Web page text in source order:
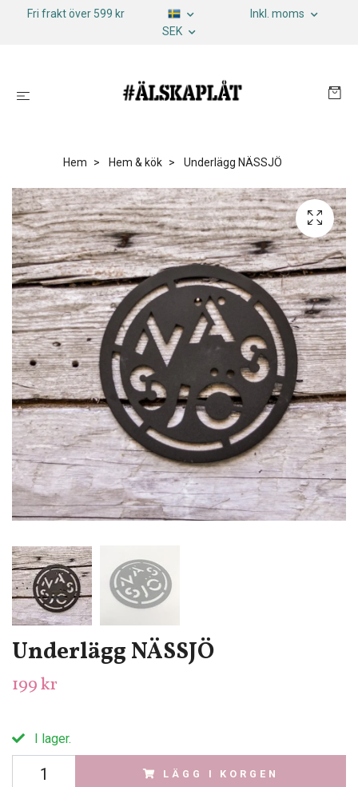
Fri frakt över 599 kr
Inkl. moms
SEK
Hem Hem & kök Underlägg NÄSSJÖ
Underlägg NÄSSJÖ
199 kr
I lager.
LÄGG I KORGEN